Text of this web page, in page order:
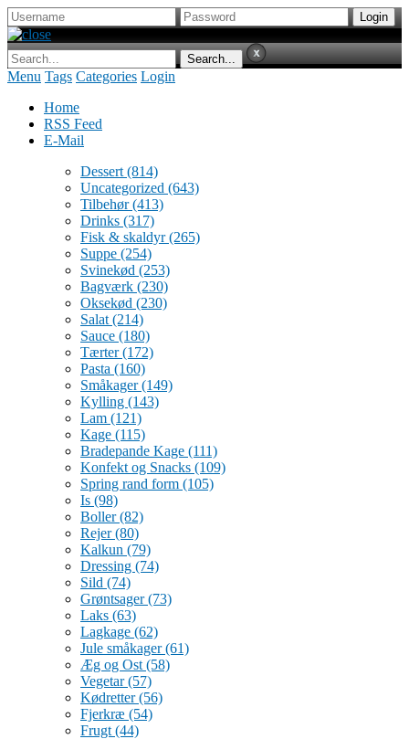
Menu Tags Categories Login
Home
RSS Feed
E-Mail
Dessert (814)
Uncategorized (643)
Tilbehør(413)
Drinks (317)
Fisk & skaldyr(265)
Suppe (254)
Svinekød (253)
Bagværk (230)
Oksekød (230)
Salat (214)
Sauce (180)
Tærter(172)
Pasta (160)
Småkager(149)
Kylling (143)
Lam (121)
Kage (115)
Bradepande Kage (111)
Konfekt og Snacks (109)
Spring rand form (105)
Is (98)
Boller(82)
Rejer(80)
Kalkun (79)
Dressing (74)
Sild (74)
Grøntsager(73)
Laks (63)
Lagkage (62)
Jule småkager(61)
Æg og Ost (58)
Vegetar(57)
Kødretter(56)
Fjerkræ (54)
Frugt (44)